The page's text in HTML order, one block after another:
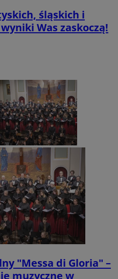
śląskich i
Was zaskoczą!
"Messa di Gloria" –
muzyczne w